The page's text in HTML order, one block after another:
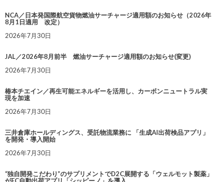
NCA／日本発国際航空貨物燃油サーチャージ適用額のお知らせ（2026年
8月1日適用 改定）
2026年7月30日
JAL／2026年8月前半 燃油サーチャージ適用額のお知らせ(変更)
2026年7月30日
椿本チエイン／再生可能エネルギーを活用し、カーボンニュートラル実
現を加速
2026年7月30日
三井倉庫ホールディングス、受託物流業務に 「生成AI出荷検品アプリ」
を開発・導入開始
2026年7月30日
“独自開発こだわり”のサプリメントでD2C展開する「ウェルモット製薬」